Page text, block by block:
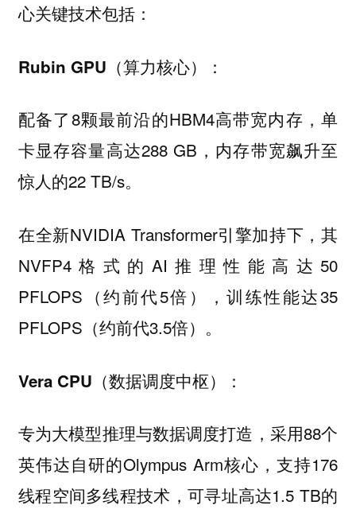
心关键技术包括：
Rubin GPU（算力核心）：
配备了8颗最前沿的HBM4高带宽内存，单
卡显存容量高达288 GB，内存带宽飙升至
惊人的22 TB/s。
在全新NVIDIA Transformer引擎加持下，其
NVFP4格式的AI推理性能高达50
PFLOPS（约前代5倍），训练性能达35
PFLOPS（约前代3.5倍）。
Vera CPU（数据调度中枢）：
专为大模型推理与数据调度打造，采用88个
英伟达自研的Olympus Arm核心，支持176
线程空间多线程技术，可寻址高达1.5 TB的